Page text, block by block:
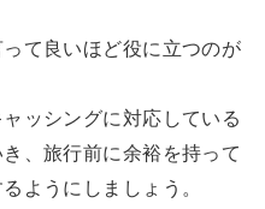
て良いほど役に立つのが
ッシングに対応している
、旅行前に余裕を持って
ようにしましょう。